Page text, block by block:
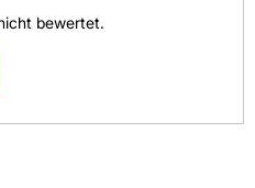
bewertet.